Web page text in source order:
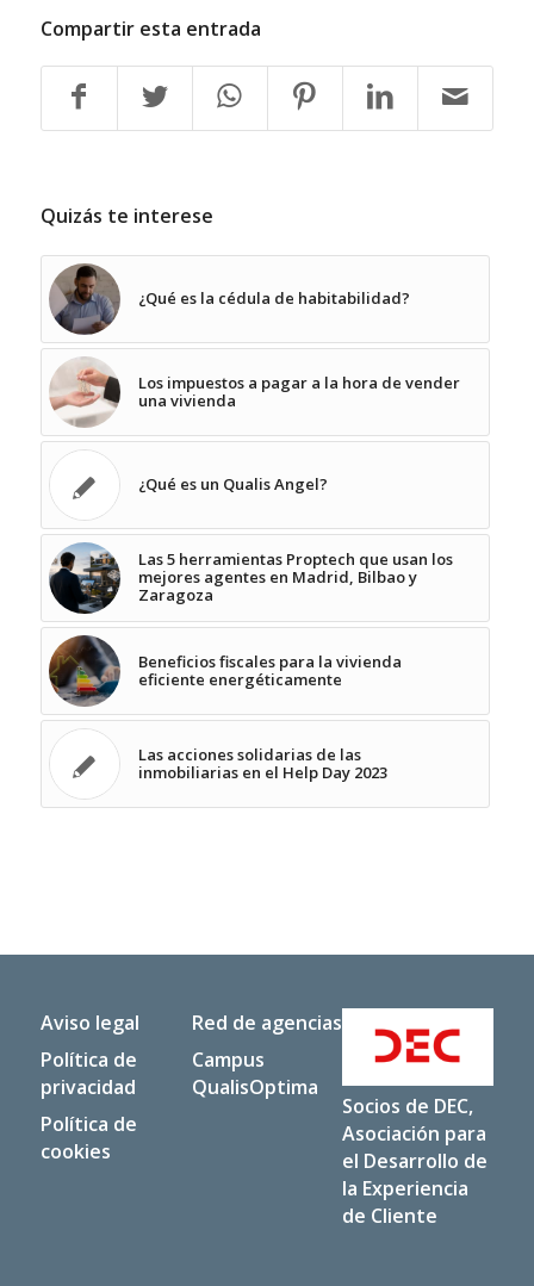
Compartir esta entrada
Quizás te interese
¿Qué es la cédula de habitabilidad?
Los impuestos a pagar a la hora de vender
una vivienda
¿Qué es un Qualis Angel?
Las 5 herramientas Proptech que usan los
mejores agentes en Madrid, Bilbao y
Zaragoza
Beneficios fiscales para la vivienda
eficiente energéticamente
Las acciones solidarias de las
inmobiliarias en el Help Day 2023
Aviso legal
Política de
privacidad
Política de
cookies
Red de agencias
Campus
QualisOptima
Socios de DEC,
Asociación para
el Desarrollo de
la Experiencia
de Cliente